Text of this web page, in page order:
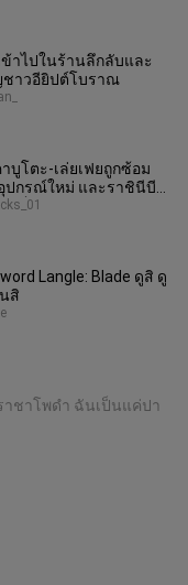
ข้าไปในร้านลึกลับและ
าวอียิปต์โบราณ
บูโตะ-เล่ยเฟยถูกซ้อม
ปกรณ์ใหม่ และราชินีบี
ะก็ปรากฏตัวข
Langle: Blade ดูสิ ดู
สิ
าชาโพดำ ฉันเป็นแค่ปา